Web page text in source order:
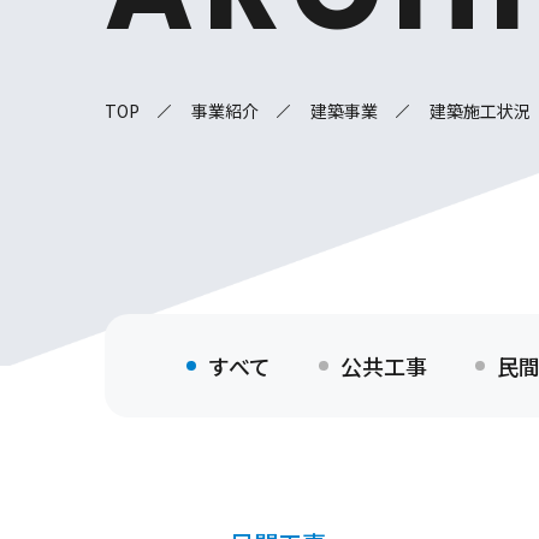
TOP 事業紹介 建築事業 建築施工状況
すべて 公共工事 民